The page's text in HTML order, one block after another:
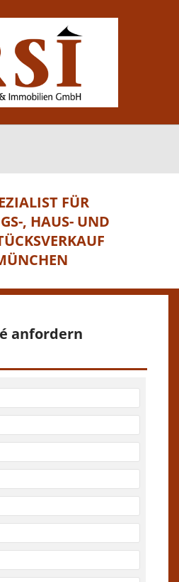
FÜR
, HAUS- UND
anfordern